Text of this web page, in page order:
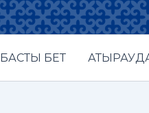
БАСТЫ БЕТ